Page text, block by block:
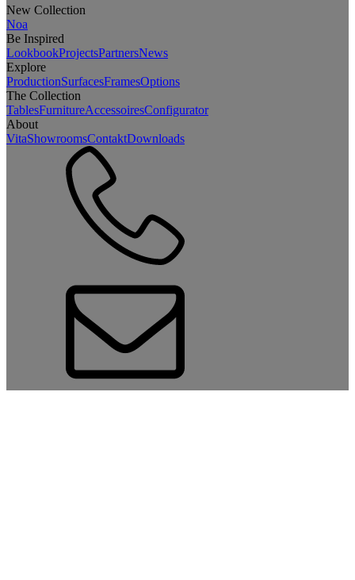
New Collection
Noa
Be Inspired
LookbookProjectsPartnersNews
Explore
ProductionSurfacesFramesOptions
The Collection
TablesFurnitureAccessoiresConfigurator
About
VitaShowroomsContaktDownloads